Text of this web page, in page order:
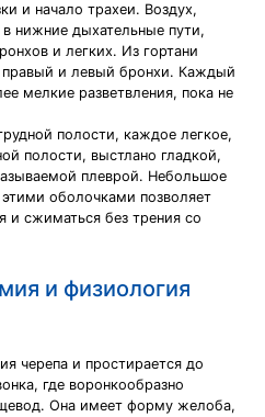
и начало трахеи. Воздух,
в нижние дыхательные пути,
и легких. Из гортани
правый и левый бронхи. Каждый
мелкие разветвления, пока не
полости, каждое легкое,
полости, выстлано гладкой,
плеврой. Небольшое
оболочками позволяет
и сжиматься без трения со
и физиология
черепа и простирается до
где воронкообразно
Она имеет форму желоба,